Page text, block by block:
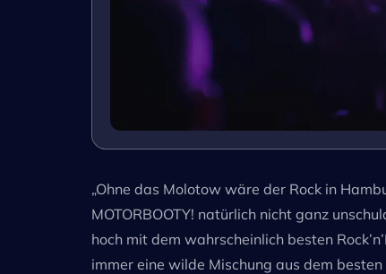
„Ohne das Molotow wäre der Rock in
MOTORBOOTY! natürlich nicht ganz
hoch mit dem wahrscheinlich besten
immer eine wilde Mischung aus dem